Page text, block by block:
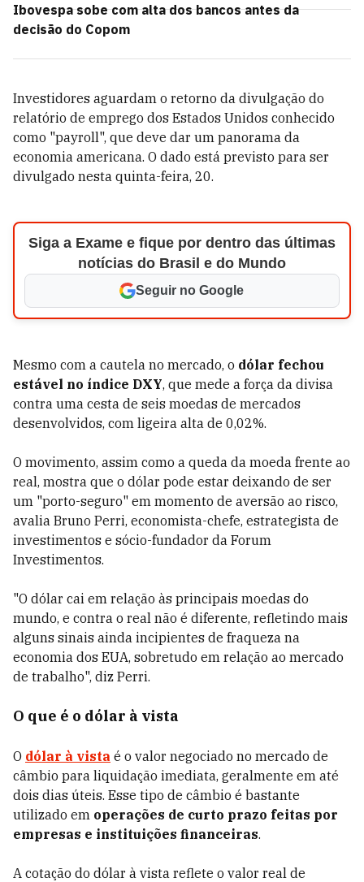
Ibovespa sobe com alta dos bancos antes da
decisão do Copom
Investidores aguardam o retorno da divulgação do
relatório de emprego dos Estados Unidos conhecido
como "payroll", que deve dar um panorama da
economia americana. O dado está previsto para ser
divulgado nesta quinta-feira, 20.
Siga a Exame e fique por dentro das últimas
notícias do Brasil e do Mundo
Seguir no Google
Mesmo com a cautela no mercado, o dólar fechou
estável no índice DXY, que mede a força da divisa
contra uma cesta de seis moedas de mercados
desenvolvidos, com ligeira alta de 0,02%.
O movimento, assim como a queda da moeda frente ao
real, mostra que o dólar pode estar deixando de ser
um "porto-seguro" em momento de aversão ao risco,
avalia Bruno Perri, economista-chefe, estrategista de
investimentos e sócio-fundador da Forum
Investimentos.
"O dólar cai em relação às principais moedas do
mundo, e contra o real não é diferente, refletindo mais
alguns sinais ainda incipientes de fraqueza na
economia dos EUA, sobretudo em relação ao mercado
de trabalho", diz Perri.
O que é o dólar à vista
O dólar à vista é o valor negociado no mercado de
câmbio para liquidação imediata, geralmente em até
dois dias úteis. Esse tipo de câmbio é bastante
utilizado em operações de curto prazo feitas por
empresas e instituições financeiras.
A cotação do dólar à vista reflete o valor real de